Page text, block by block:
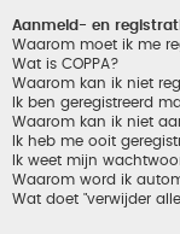
Aanmeld- en
Waarom moet ik me
Wat is COPPA?
Waarom kan ik niet
Ik ben geregistreerd
Waarom kan ik niet
Ik heb me ooit
Ik weet mijn
Waarom word ik
Wat doet "verwijder